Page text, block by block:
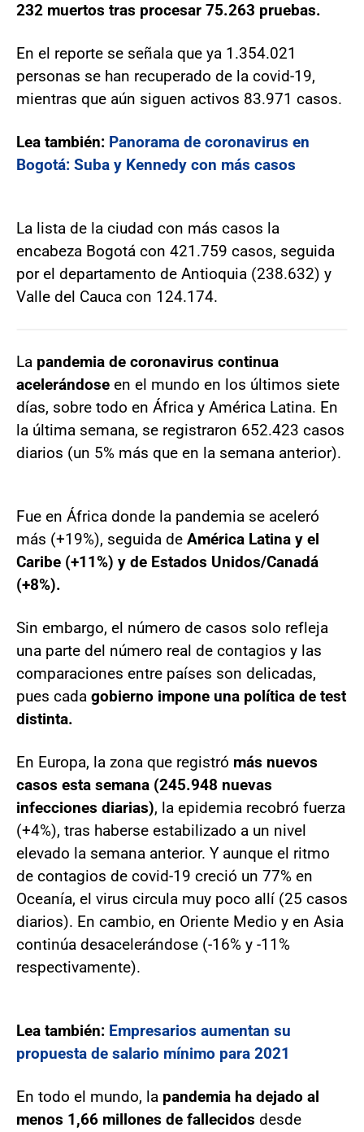
232 muertos tras procesar 75.263 pruebas.
En el reporte se señala que ya 1.354.021
personas se han recuperado de la covid-19,
mientras que aún siguen activos 83.971 casos.
Lea también: Panorama de coronavirus en
Bogotá: Suba y Kennedy con más casos
La lista de la ciudad con más casos la
encabeza Bogotá con 421.759 casos, seguida
por el departamento de Antioquia (238.632) y
Valle del Cauca con 124.174.
La pandemia de coronavirus continua
acelerándose en el mundo en los últimos siete
días, sobre todo en África y América Latina. En
la última semana, se registraron 652.423 casos
diarios (un 5% más que en la semana anterior).
Fue en África donde la pandemia se aceleró
más (+19%), seguida de América Latina y el
Caribe (+11%) y de Estados Unidos/Canadá
(+8%).
Sin embargo, el número de casos solo refleja
una parte del número real de contagios y las
comparaciones entre países son delicadas,
pues cada gobierno impone una política de test
distinta.
En Europa, la zona que registró más nuevos
casos esta semana (245.948 nuevas
infecciones diarias), la epidemia recobró fuerza
(+4%), tras haberse estabilizado a un nivel
elevado la semana anterior. Y aunque el ritmo
de contagios de covid-19 creció un 77% en
Oceanía, el virus circula muy poco allí (25 casos
diarios). En cambio, en Oriente Medio y en Asia
continúa desacelerándose (-16% y -11%
respectivamente).
Lea también: Empresarios aumentan su
propuesta de salario mínimo para 2021
En todo el mundo, la pandemia ha dejado al
menos 1,66 millones de fallecidos desde